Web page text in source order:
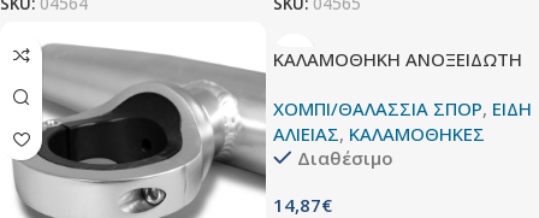
ΚΑΛΑΜΟΘΗΚΗ ΑΝΟΞΕΙΔΩΤΗ
ΧΟΜΠΙ/ΘΑΛΑΣΣΙΑ ΣΠΟΡ, ΕΙΔΗ
ΑΛΙΕΙΑΣ, ΚΑΛΑΜΟΘΗΚΕΣ
Διαθέσιμο
14,87€